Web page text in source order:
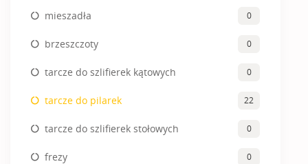
mieszadła 0
brzeszczoty 0
tarcze do szlifierek kątowych 0
tarcze do pilarek 22
tarcze do szlifierek stołowych 0
frezy 0